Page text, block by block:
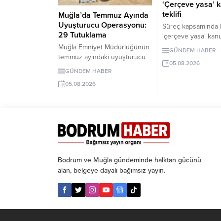
Muğla’da Temmuz Ayında
Uyuşturucu Operasyonu:
29 Tutuklama
Muğla Emniyet Müdürlüğünün
temmuz ayındaki uyuşturucu
operasyonlarında 243 şüpheli
tutuklandı.
GÜNDEM HABER
05.08.2026
‘Çerçeve yasa’
teklifi
Süreç kapsamında
'çerçeve yasa'
ayrıntılarına ulaşıldı.
Milli Güvenlik
GÜNDEM HABER
05.08.2026
Bodrum ve Muğla gündeminde halktan gücünü
alan, belgeye dayalı bağımsız yayın.